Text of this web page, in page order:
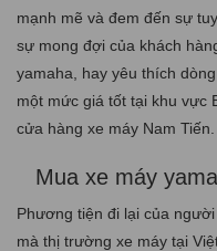
mạnh mẽ và đem đến sự
sự mong đợi của khách
yamaha, hay yêu thích
một mức giá tốt tại khu vực
cửa hàng xe máy Nam Tiến.
Mua xe máy
Phương tiện đi lại của
mà thị trường xe máy tại